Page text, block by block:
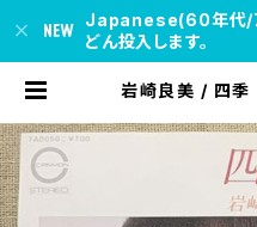
Japanese(60年代/
どん投入します。
岩崎良美 / 四